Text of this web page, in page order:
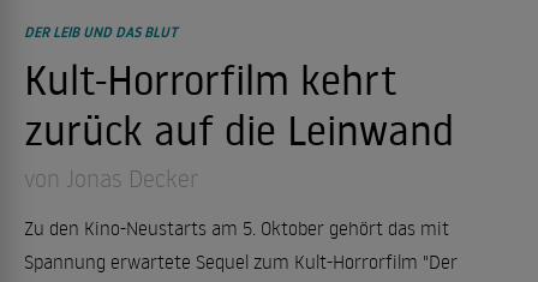
DER LEIB UND DAS BLUT
Kult-Horrorfilm kehrt
zurück auf die Leinwand
von Jonas Decker
Zu den Kino-Neustarts am 5. Oktober gehört das mit
Spannung erwartete Sequel zum Kult-Horrorfilm "Der